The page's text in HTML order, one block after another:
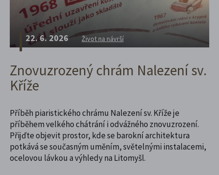
22. 6. 2026 Život na návrší
Znovuzrozený chrám Nalezení sv.
Kříže
Příběh piaristického chrámu Nalezení sv. Kříže je
příběhem velkého chátrání i odvážného znovuzrození.
Přijďte objevit prostor, kde se barokní architektura
potkává se současným uměním, světelnými instalacemi,
ocelovou lávkou a výhledy na Litomyšl.